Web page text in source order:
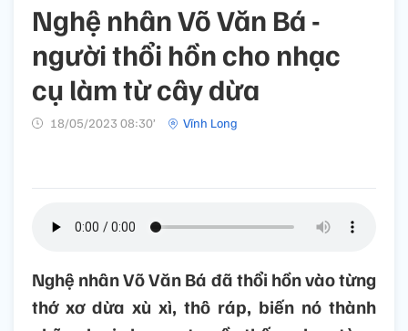
Nghệ nhân Võ Văn Bá -
người thổi hồn cho nhạc
cụ làm từ cây dừa
18/05/2023 08:30’ Vĩnh Long
Nghệ nhân Võ Văn Bá đã thổi hồn vào từng
thớ xơ dừa xù xì, thô ráp, biến nó thành